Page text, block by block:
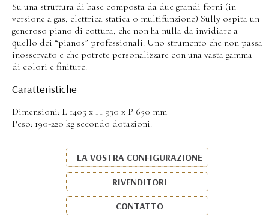
Su una struttura di base composta da due grandi forni (in
versione a gas, elettrica statica o multifunzione) Sully ospita un
generoso piano di cottura, che non ha nulla da invidiare a
quello dei “pianos” professionali. Uno strumento che non passa
inosservato e che potrete personalizzare con una vasta gamma
di colori e finiture.
Caratteristiche
Dimensioni: L 1405 x H 930 x P 650 mm
Peso: 190-220 kg secondo dotazioni.
LA VOSTRA CONFIGURAZIONE
RIVENDITORI
CONTATTO